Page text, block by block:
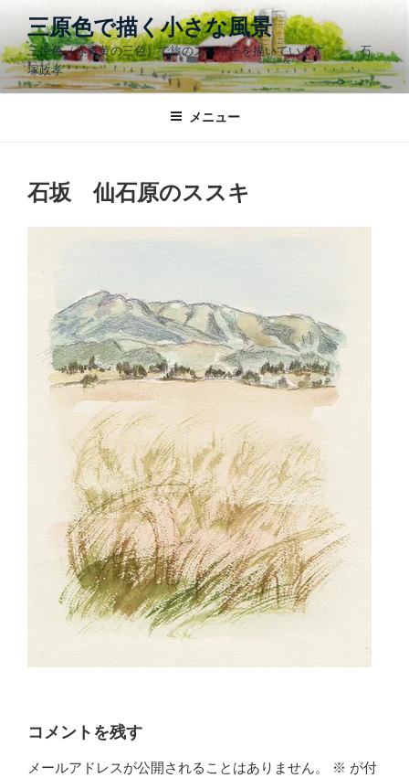
テ
ン
ツ
三原色で描く小さな風景
三原色（赤青黄の三色）で旅のスケッチを描いています 石
塚政孝
メニュー
石坂 仙石原のススキ
コメントを残す
メールアドレスが公開されることはありません。 ※ が付